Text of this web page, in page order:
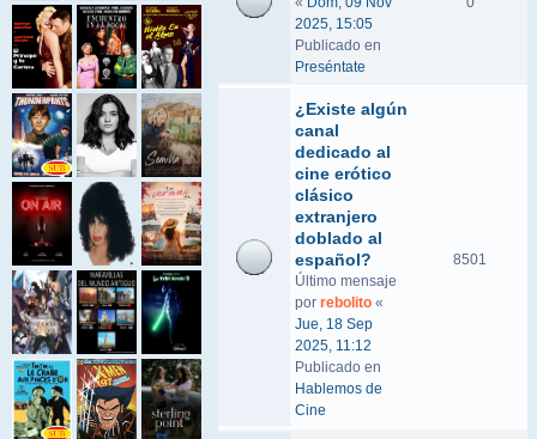
2025, 15:05
Publicado en
Preséntate
¿Existe algún
canal
dedicado al
cine erótico
clásico
extranjero
doblado al
español?
Último mensaje
por rebolito «
Jue, 18 Sep
2025, 11:12
Publicado en
Hablemos de
Cine
8501